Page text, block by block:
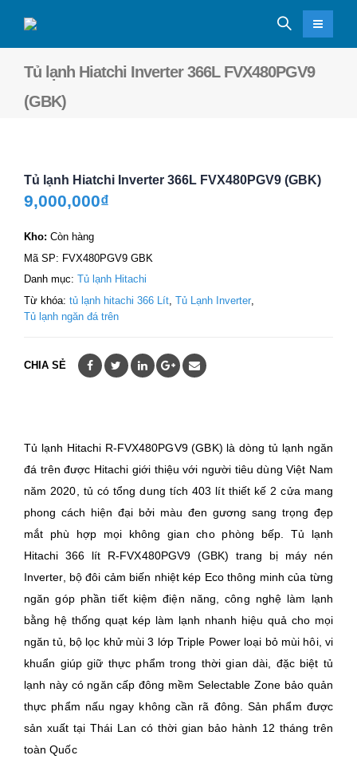
Tủ lạnh Hiatchi Inverter 366L FVX480PGV9
(GBK)
Tủ lạnh Hiatchi Inverter 366L FVX480PGV9 (GBK)
9,000,000₫
Kho: Còn hàng
Mã SP: FVX480PGV9 GBK
Danh mục: Tủ lạnh Hitachi
Từ khóa: tủ lạnh hitachi 366 Lít Tủ Lạnh Inverter
Tủ lạnh ngăn đá trên
CHIA SẺ
Tủ lạnh Hitachi R-FVX480PGV9 (GBK) là dòng tủ lạnh ngăn
đá trên được Hitachi giới thiệu với người tiêu dùng Việt Nam
năm 2020, tủ có tổng dung tích 403 lít thiết kế 2 cửa mang
phong cách hiện đại bởi màu đen gương sang trọng đẹp
mắt phù hợp mọi không gian cho phòng bếp. Tủ lạnh
Hitachi 366 lít R-FVX480PGV9 (GBK) trang bị máy nén
Inverter, bộ đôi cảm biến nhiệt kép Eco thông minh của từng
ngăn góp phần tiết kiệm điện năng, công nghệ làm lạnh
bằng hệ thống quạt kép làm lạnh nhanh hiệu quả cho mọi
ngăn tủ, bộ lọc khử mùi 3 lớp Triple Power loại bỏ mùi hôi, vi
khuẩn giúp giữ thực phẩm trong thời gian dài, đặc biệt tủ
lạnh này có ngăn cấp đông mềm Selectable Zone bảo quản
thực phẩm nấu ngay không cần rã đông. Sản phẩm được
sản xuất tại Thái Lan có thời gian bảo hành 12 tháng trên
toàn Quốc